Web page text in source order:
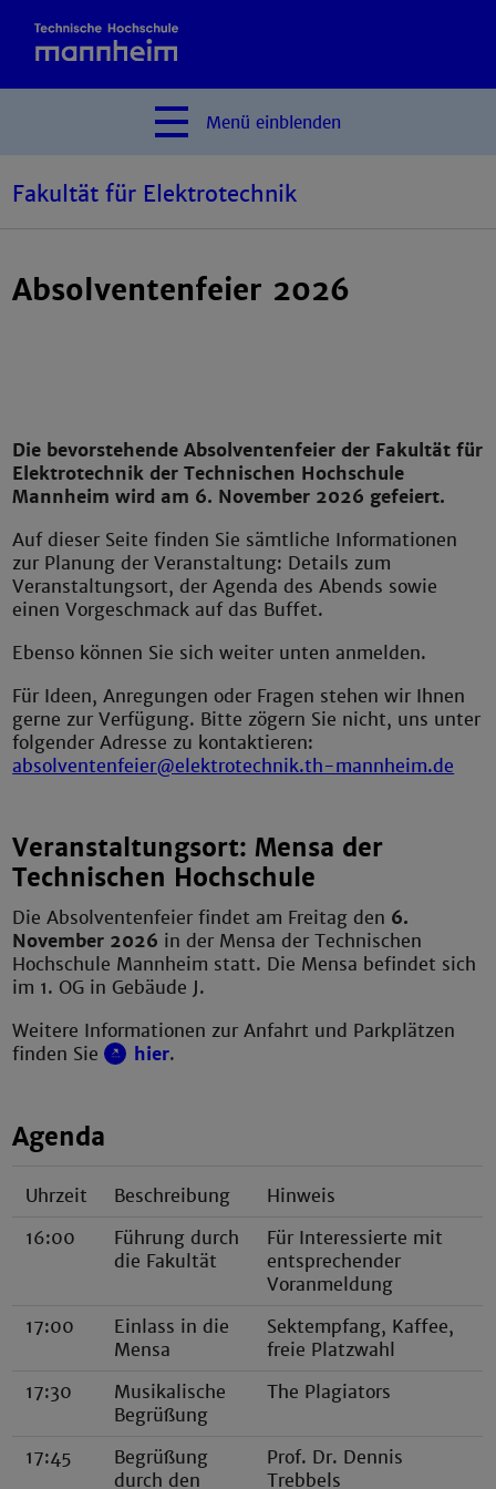
Menü einblenden
Fakultät für Elektrotechnik
Absolventenfeier 2026
Die bevorstehende Absolventenfeier der Fakultät für
Elektrotechnik der Technischen Hochschule
Mannheim wird am 6. November 2026 gefeiert.
Auf dieser Seite finden Sie sämtliche Informationen
zur Planung der Veranstaltung: Details zum
Veranstaltungsort, der Agenda des Abends sowie
einen Vorgeschmack auf das Buffet.
Ebenso können Sie sich weiter unten anmelden.
Für Ideen, Anregungen oder Fragen stehen wir Ihnen
gerne zur Verfügung. Bitte zögern Sie nicht, uns unter
folgender Adresse zu kontaktieren:
absolventenfeier@elektrotechnik.th-mannheim.de
Veranstaltungsort: Mensa der
Technischen Hochschule
Die Absolventenfeier findet am Freitag den 6.
November 2026 in der Mensa der Technischen
Hochschule Mannheim statt. Die Mensa befindet sich
im 1. OG in Gebäude J.
Weitere Informationen zur Anfahrt und Parkplätzen
finden Sie
hier.
Agenda
Uhrzeit Beschreibung
Hinweis
16:00
Führung durch
die Fakultät
Für Interessierte mit
entsprechender
Voranmeldung
17:00
Einlass in die
Mensa
Sektempfang, Kaffee,
freie Platzwahl
17:30
Musikalische
Begrüßung
The Plagiators
17:45
Begrüßung
durch den
Prof. Dr. Dennis
Trebbels